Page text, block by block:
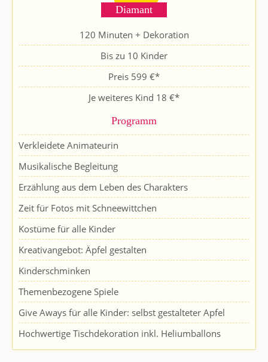
Diamant
120 Minuten + Dekoration
Bis zu 10 Kinder
Preis 599 €*
Je weiteres Kind 18 €*
Programm
Verkleidete Animateurin
Musikalische Begleitung
Erzählung aus dem Leben des Charakters
Zeit für Fotos mit Schneewittchen
Kostüme für alle Kinder
Kreativangebot: Äpfel gestalten
Kinderschminken
Themenbezogene Spiele
Give Aways für alle Kinder: selbst gestalteter Apfel
Hochwertige Tischdekoration inkl. Heliumballons